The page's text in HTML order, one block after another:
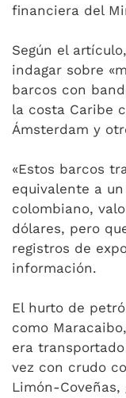
financiera del
Según el
indagar sobre
barcos con
la costa Caribe
Ámsterdam y
«Estos barcos
equivalente a
colombiano,
dólares, pero
registros de
información.
El hurto de
como
era
vez con crudo
Limón-